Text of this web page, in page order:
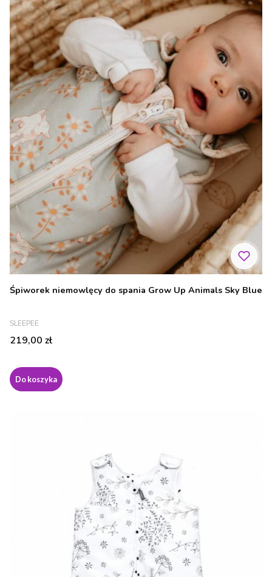
Śpiworek niemowlęcy do spania Grow Up Animals Sky Blue
PRODUCENT
SLEEPEE
Cena
219,00 zł
Do koszyka